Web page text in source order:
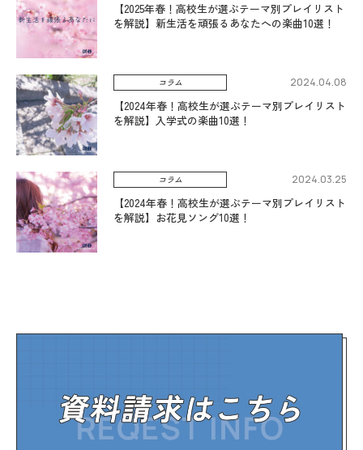
【2025年春！高校生が選ぶテーマ別プレイリスト
を解説】新生活を頑張るあなたへの楽曲10選！
コラム 2024.04.08
【2024年春！高校生が選ぶテーマ別プレイリスト
を解説】入学式の楽曲10選！
コラム 2024.03.25
【2024年春！高校生が選ぶテーマ別プレイリスト
を解説】お花見ソング10選！